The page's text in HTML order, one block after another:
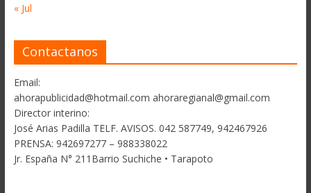
« Jul
Contactanos
Email:
ahorapublicidad@hotmail.com ahoraregianal@gmail.com
Director interino:
José Arias Padilla TELF. AVISOS. 042 587749, 942467926
PRENSA: 942697277 – 988338022
Jr. España N° 211Barrio Suchiche • Tarapoto